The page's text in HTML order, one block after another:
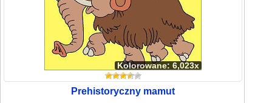
Kolorowane: 6,023x
Prehistoryczny mamut